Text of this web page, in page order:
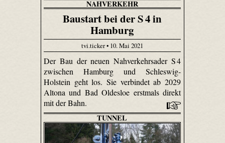
NAHVERKEHR
Baustart bei der S 4 in
Hamburg
tvi.ticker • 10. Mai 2021
Der Bau der neuen Nahverkehrsader S 4
zwischen Hamburg und Schleswig-
Holstein geht los. Sie verbindet ab 2029
Altona und Bad Oldesloe erstmals direkt
mit der Bahn.
TUNNEL